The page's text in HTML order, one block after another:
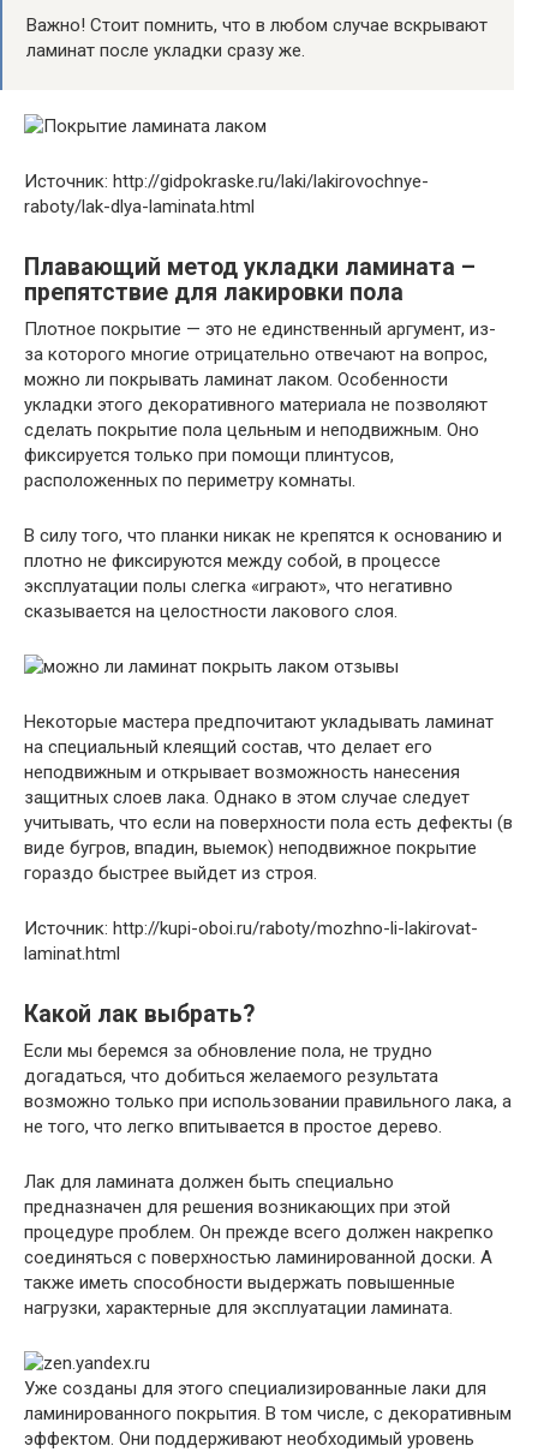
Важно! Стоит помнить, что в любом случае вскрывают
ламинат после укладки сразу же.
Источник: http://gidpokraske.ru/laki/lakirovochnye-
raboty/lak-dlya-laminata.html
Плавающий метод укладки ламината –
препятствие для лакировки пола
Плотное покрытие — это не единственный аргумент, из-
за которого многие отрицательно отвечают на вопрос,
можно ли покрывать ламинат лаком. Особенности
укладки этого декоративного материала не позволяют
сделать покрытие пола цельным и неподвижным. Оно
фиксируется только при помощи плинтусов,
расположенных по периметру комнаты.
В силу того, что планки никак не крепятся к основанию и
плотно не фиксируются между собой, в процессе
эксплуатации полы слегка «играют», что негативно
сказывается на целостности лакового слоя.
Некоторые мастера предпочитают укладывать ламинат
на специальный клеящий состав, что делает его
неподвижным и открывает возможность нанесения
защитных слоев лака. Однако в этом случае следует
учитывать, что если на поверхности пола есть дефекты (в
виде бугров, впадин, выемок) неподвижное покрытие
гораздо быстрее выйдет из строя.
Источник: http://kupi-oboi.ru/raboty/mozhno-li-lakirovat-
laminat.html
Какой лак выбрать?
Если мы беремся за обновление пола, не трудно
догадаться, что добиться желаемого результата
возможно только при использовании правильного лака, а
не того, что легко впитывается в простое дерево.
Лак для ламината должен быть специально
предназначен для решения возникающих при этой
процедуре проблем. Он прежде всего должен накрепко
соединяться с поверхностью ламинированной доски. А
также иметь способности выдержать повышенные
нагрузки, характерные для эксплуатации ламината.
Уже созданы для этого специализированные лаки для
ламинированного покрытия. В том числе, с декоративным
эффектом. Они поддерживают необходимый уровень